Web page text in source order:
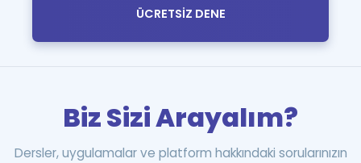
ÜCRETSİZ DENE
Biz Sizi Arayalım?
Dersler, uygulamalar ve platform hakkındaki sorularınızın